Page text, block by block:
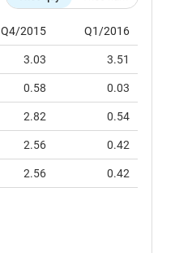
Q4/2015 Q1/2016
3.03 3.51
0.58 0.03
2.82 0.54
2.56 0.42
2.56 0.42